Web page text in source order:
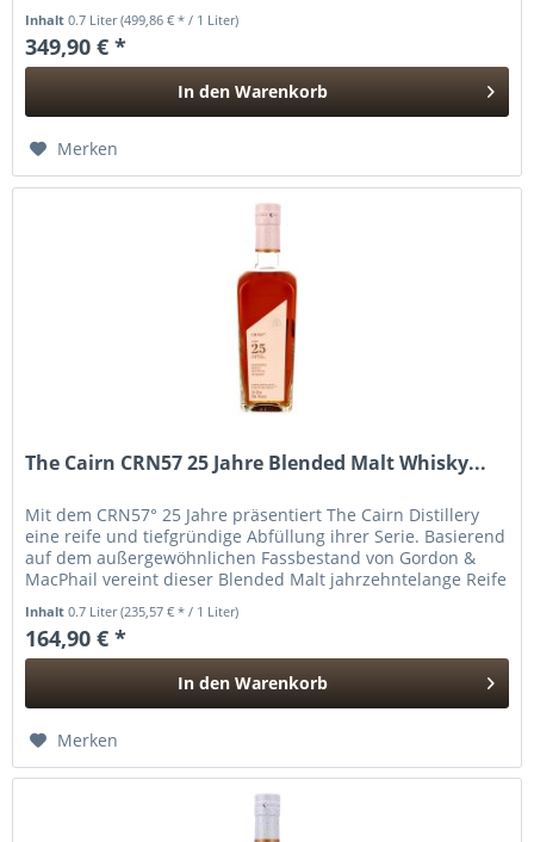
Inhalt0.7 Liter(499,86 € * / 1 Liter)
349,90 € *
In den Warenkorb
Merken
The Cairn CRN57 25 Jahre Blended Malt Whisky...
Mit dem CRN57° 25 Jahre präsentiert The Cairn Distillery
eine reife und tiefgründige Abfüllung ihrer Serie. Basierend
auf dem außergewöhnlichen Fassbestand von Gordon &
MacPhail vereint dieser Blended Malt jahrzehntelange Reife
Inhalt0.7 Liter(235,57 € * / 1 Liter)
164,90 € *
In den Warenkorb
Merken